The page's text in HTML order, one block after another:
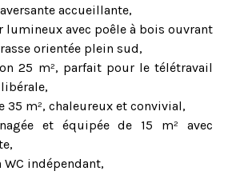
accueillante,
lumineux avec poêle à bois ouvrant
orientée plein sud,
25 m², parfait pour le télétravail
35 m², chaleureux et convivial,
et équipée de 15 m² avec
WC indépendant,